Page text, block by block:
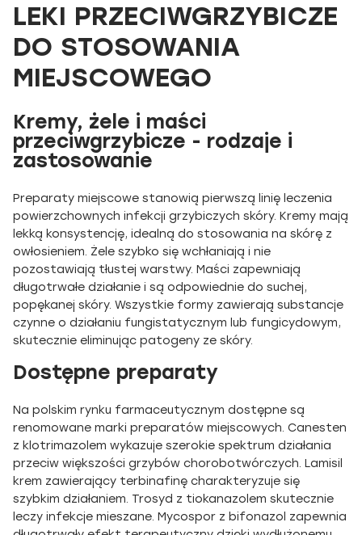
LEKI PRZECIWGRZYBICZE
DO STOSOWANIA
MIEJSCOWEGO
Kremy, żele i maści
przeciwgrzybicze - rodzaje i
zastosowanie
Preparaty miejscowe stanowią pierwszą linię leczenia
powierzchownych infekcji grzybiczych skóry. Kremy mają
lekką konsystencję, idealną do stosowania na skórę z
owłosieniem. Żele szybko się wchłaniają i nie
pozostawiają tłustej warstwy. Maści zapewniają
długotrwałe działanie i są odpowiednie do suchej,
popękanej skóry. Wszystkie formy zawierają substancje
czynne o działaniu fungistatycznym lub fungicydowym,
skutecznie eliminując patogeny ze skóry.
Dostępne preparaty
Na polskim rynku farmaceutycznym dostępne są
renomowane marki preparatów miejscowych. Canesten
z klotrimazolem wykazuje szerokie spektrum działania
przeciw większości grzybów chorobotwórczych. Lamisil
krem zawierający terbinafinę charakteryzuje się
szybkim działaniem. Trosyd z tiokanazolem skutecznie
leczy infekcje mieszane. Mycospor z bifonazol zapewnia